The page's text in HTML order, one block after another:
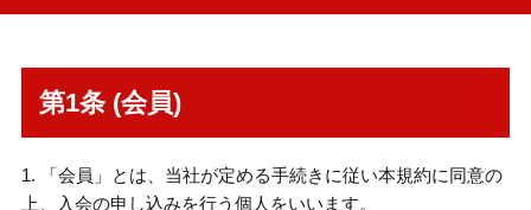
第1条 (会員)
1. 「会員」とは、当社が定める手続きに従い本規約に同意の
上、入会の申し込みを行う個人をいいます。